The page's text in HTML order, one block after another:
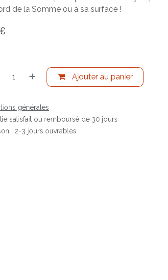
de la Somme ou à sa surface !
€
Ajouter au panier
générales
satisfait ou remboursé de 30 jours
: 2-3 jours ouvrables